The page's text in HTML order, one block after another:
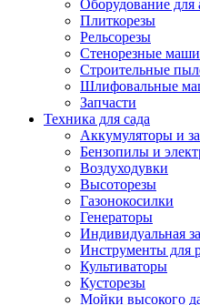
Оборудование для
Плиткорезы
Рельсорезы
Стенорезные
Строительные
Шлифовальные
Запчасти
Техника для сада
Аккумуляторы и
Бензопилы и
Воздуходувки
Высоторезы
Газонокосилки
Генераторы
Индивидуальная
Инструменты для
Культиваторы
Кусторезы
Мойки высокого